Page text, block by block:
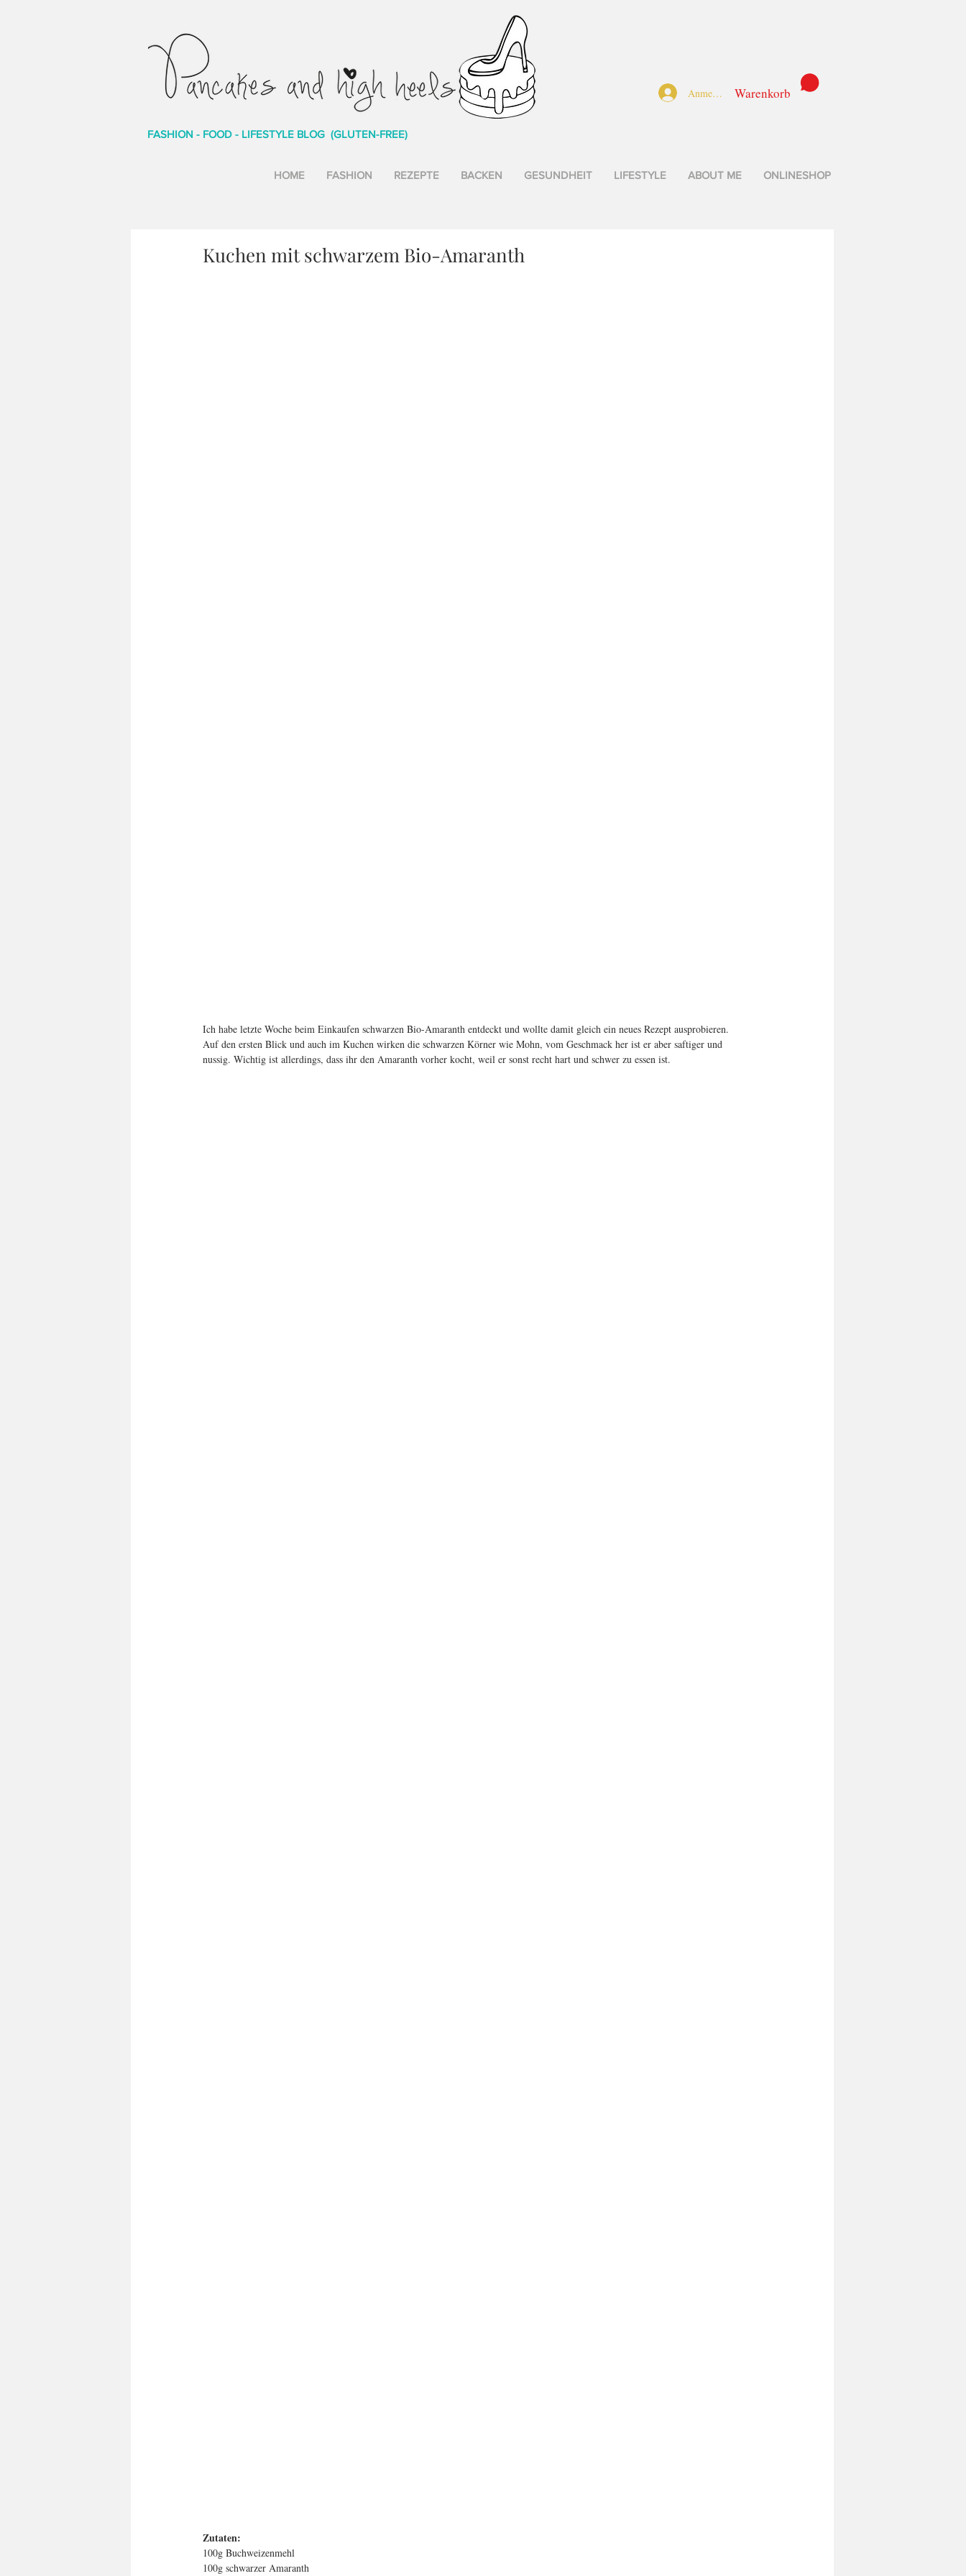
Anmelden Warenkorb
FASHION - FOOD - LIFESTYLE BLOG (GLUTEN-FREE)
HOME FASHION REZEPTE BACKEN GESUNDHEIT LIFESTYLE ABOUT ME ONLINESHOP
Kuchen mit schwarzem Bio-Amaranth
Ich habe letzte Woche beim Einkaufen schwarzen Bio-Amaranth entdeckt und wollte damit gleich ein neues Rezept ausprobieren.
Auf den ersten Blick und auch im Kuchen wirken die schwarzen Körner wie Mohn, vom Geschmack her ist er aber saftiger und
nussig. Wichtig ist allerdings, dass ihr den Amaranth vorher kocht, weil er sonst recht hart und schwer zu essen ist.
Zutaten:
100g Buchweizenmehl
100g schwarzer Amaranth